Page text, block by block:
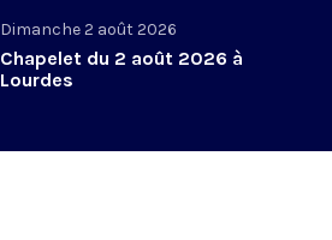
Dimanche 2 août 2026
Chapelet du 2 août 2026 à
Lourdes